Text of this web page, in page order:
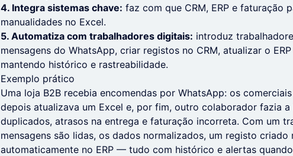
4. Integra sistemas chave: faz com que CRM, ERP e faturação
manualidades no Excel.
5. Automatiza com trabalhadores digitais: introduz
mensagens do WhatsApp, criar registos no CRM, atualizar o
mantendo histórico e rastreabilidade.
Exemplo prático
Uma loja B2B recebia encomendas por WhatsApp: os
depois atualizava um Excel e, por fim, outro colaborador fazia
duplicados, atrasos na entrega e faturação incorreta. Com um
mensagens são lidas, os dados normalizados, um registo
automaticamente no ERP — tudo com histórico e alertas